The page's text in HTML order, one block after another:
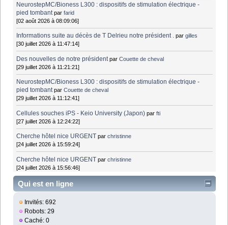
NeurostepMC/Bioness L300 : dispositifs de stimulation électrique -
pied tombant parfarid
[02 août 2026 à 08:09:06]
Informations suite au décès de T Delrieu notre président . pargilles
[30 juillet 2026 à 11:47:14]
Des nouvelles de notre président parCouette de cheval
[29 juillet 2026 à 11:21:21]
NeurostepMC/Bioness L300 : dispositifs de stimulation électrique -
pied tombant parCouette de cheval
[29 juillet 2026 à 11:12:41]
Cellules souches iPS - Keio University (Japon) parfti
[27 juillet 2026 à 12:24:22]
Cherche hôtel nice URGENT parchristinne
[24 juillet 2026 à 15:59:24]
Cherche hôtel nice URGENT parchristinne
[24 juillet 2026 à 15:56:46]
Qui est en ligne
Invités: 692
Robots: 29
Caché: 0